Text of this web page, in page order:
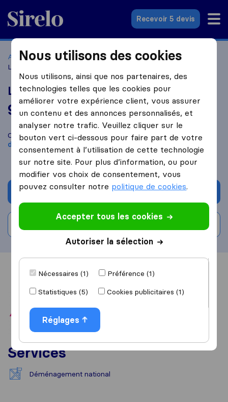
Sirelo.fr
Recevoir 5 devis
Accueil Déménageurs France
Déménageurs Gentilly
L'agence du Déménagement
L'agence du Déménagement
9,6 basé sur
avis Sirelo et Google
i
Comparez L'agence du Déménagement avec d'autres
déménageurs
Demander un devis
Rédiger un avis
Vue d'ensemble Avis
Services
Déménagement national
Nous utilisons des cookies
Nous utilisons, ainsi que nos partenaires, des
technologies telles que les cookies pour
améliorer votre expérience client, vous assurer
un contenu et des annonces personnalisés, et
analyser notre trafic. Veuillez cliquer sur le
bouton vert ci-dessous pour faire part de votre
consentement à l’utilisation de cette technologie
sur notre site. Pour plus d’information, ou pour
modifier vos choix de consentement, vous
pouvez consulter notre politique de cookies.
Accepter tous les cookies
Autoriser la sélection
Nécessaires (1)
Préférence (1)
Statistiques (5)
Cookies publicitaires (1)
Réglages